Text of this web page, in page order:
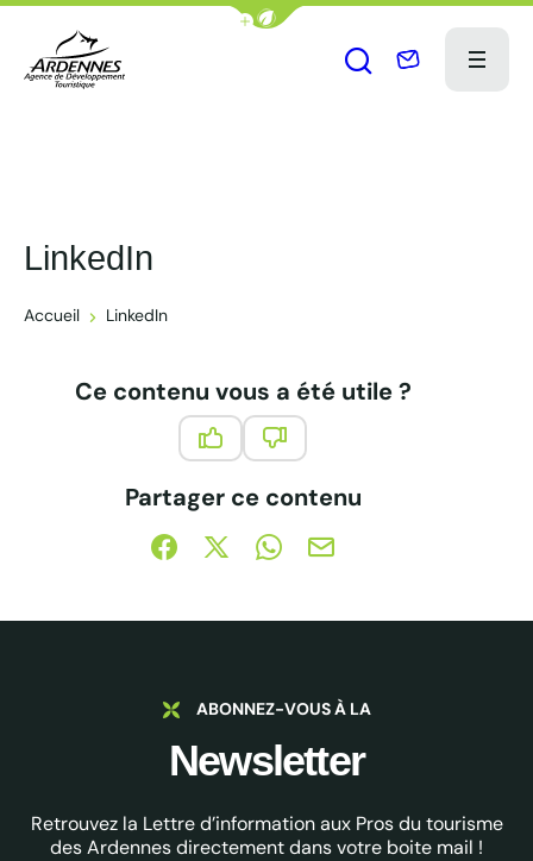
Afficher la barre de navigation du
Ouvrir le
Nous Menu
LinkedIn
Accueil LinkedIn
Ce contenu vous a été utile ?
Partager ce contenu
Partager sur Facebook (nouvelle fenêtre)
Partager sur X / Twitter (nouvelle
Partager sur WhatsApp
Partager par mail
ABONNEZ-VOUS À LA
Newsletter
Retrouvez la Lettre d’information aux Pros du tourisme
des Ardennes directement dans votre boite mail !